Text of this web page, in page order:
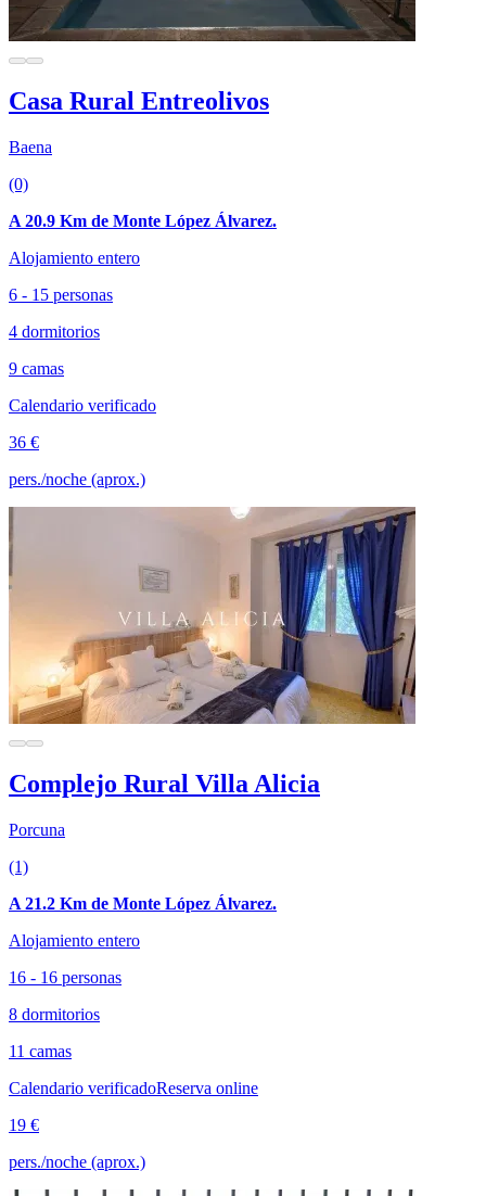
Casa Rural Entreolivos
Baena
(0)
A 20.9 Km de Monte López Álvarez.
Alojamiento entero
6 - 15 personas
4 dormitorios
9 camas
Calendario verificado
36 €
pers./noche (aprox.)
Complejo Rural Villa Alicia
Porcuna
(1)
A 21.2 Km de Monte López Álvarez.
Alojamiento entero
16 - 16 personas
8 dormitorios
11 camas
Calendario verificadoReserva online
19 €
pers./noche (aprox.)